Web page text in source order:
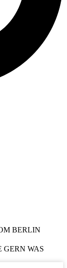
BERLIN
GERN WAS